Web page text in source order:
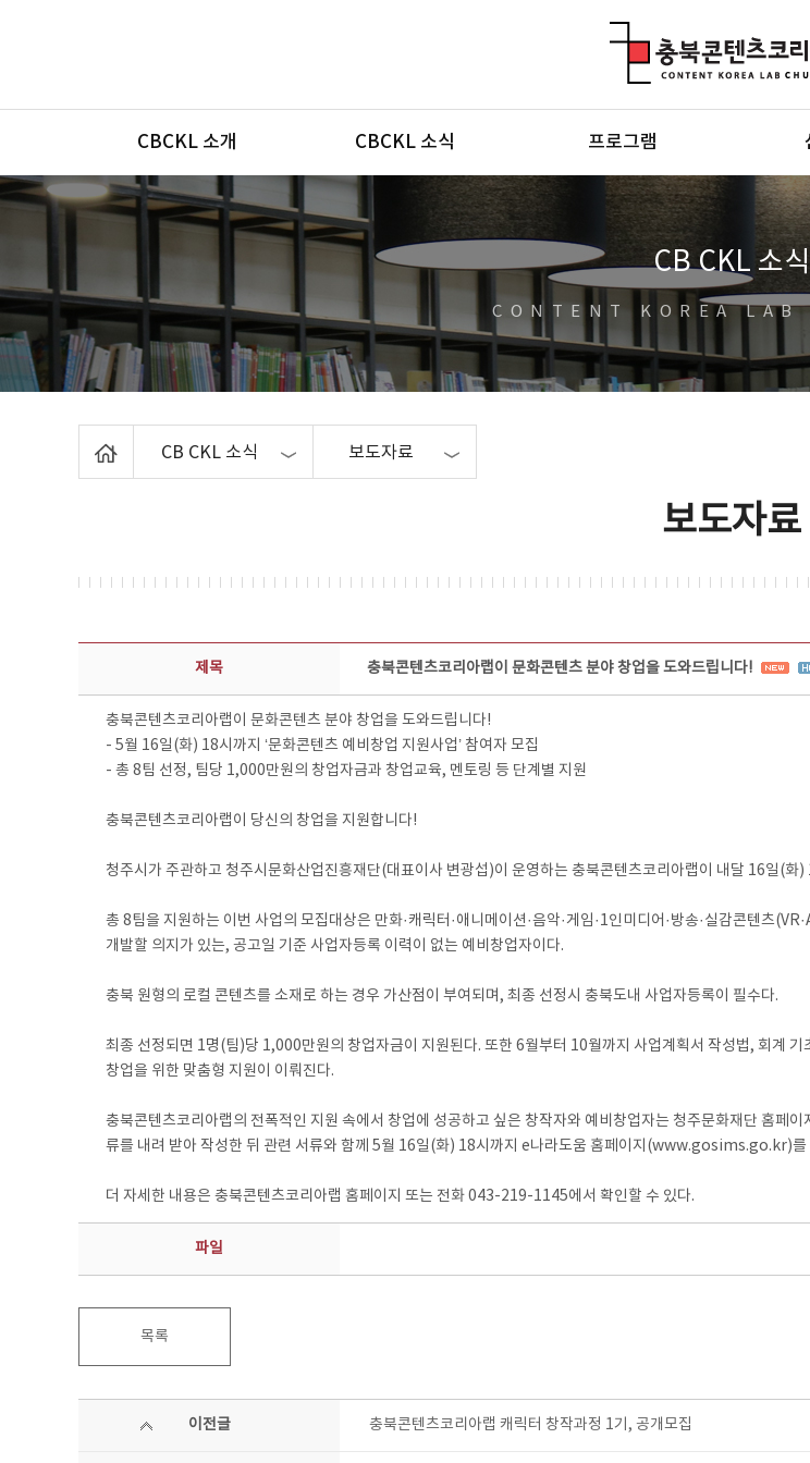
메뉴
CBCKL 소개 CBCKL 소식 프로그램
CB CKL 소식
CONTENT KOREA LAB
CB CKL 소식 보도자료
보도자료
보도자료 상세보기 - 제목, 담당부서, 담당자, 담당연락처, 내용, 첨부파일 정보 제공
제목 충북콘텐츠코리아랩이 문화콘텐츠 분야 창업을 도와드립니다!
충북콘텐츠코리아랩이 문화콘텐츠 분야 창업을 도와드립니다!
- 5월 16일(화) 18시까지 ‘문화콘텐츠 예비창업 지원사업’ 참여자 모집
- 총 8팀 선정, 팀당 1,000만원의 창업자금과 창업교육, 멘토링 등 단계별 지원
충북콘텐츠코리아랩이 당신의 창업을 지원합니다!
청주시가 주관하고 청주시문화산업진흥재단(대표이사 변광섭)이 운영하는 충북콘텐츠코리아랩이 내달 16일(화
총 8팀을 지원하는 이번 사업의 모집대상은 만화·캐릭터·애니메이션·음악·게임·1인미디어·방송·실감콘텐츠
개발할 의지가 있는, 공고일 기준 사업자등록 이력이 없는 예비창업자이다.
충북 원형의 로컬 콘텐츠를 소재로 하는 경우 가산점이 부여되며, 최종 선정시 충북도내 사업자등록이 필수다.
최종 선정되면 1명(팀)당 1,000만원의 창업자금이 지원된다. 또한 6월부터 10월까지 사업계획서 작성법, 회계
창업을 위한 맞춤형 지원이 이뤄진다.
충북콘텐츠코리아랩의 전폭적인 지원 속에서 창업에 성공하고 싶은 창작자와 예비창업자는 청주문화재단
류를 내려 받아 작성한 뒤 관련 서류와 함께 5월 16일(화) 18시까지 e나라도움 홈페이지(www.gosims.go.kr)를
더 자세한 내용은 충북콘텐츠코리아랩 홈페이지 또는 전화 043-219-1145에서 확인할 수 있다.
파일
목록
이전글 충북콘텐츠코리아랩 캐릭터 창작과정 1기, 공개모집